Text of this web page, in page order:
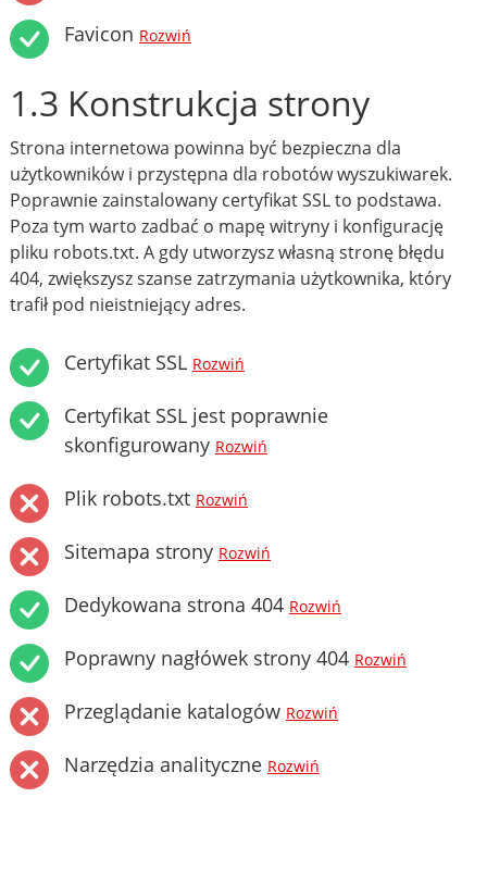
Favicon Rozwiń
1.3 Konstrukcja strony
Strona internetowa powinna być bezpieczna dla
użytkowników i przystępna dla robotów wyszukiwarek.
Poprawnie zainstalowany certyfikat SSL to podstawa.
Poza tym warto zadbać o mapę witryny i konfigurację
pliku robots.txt. A gdy utworzysz własną stronę błędu
404, zwiększysz szanse zatrzymania użytkownika, który
trafił pod nieistniejący adres.
Certyfikat SSL Rozwiń
Certyfikat SSL jest poprawnie
skonfigurowany Rozwiń
Plik robots.txt Rozwiń
Sitemapa strony Rozwiń
Dedykowana strona 404 Rozwiń
Poprawny nagłówek strony 404 Rozwiń
Przeglądanie katalogów Rozwiń
Narzędzia analityczne Rozwiń